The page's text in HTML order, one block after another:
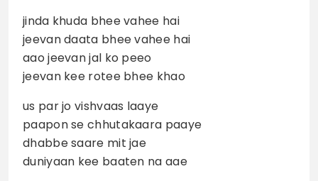
jinda khuda bhee vahee hai
jeevan daata bhee vahee hai
aao jeevan jal ko peeo
jeevan kee rotee bhee khao
us par jo vishvaas laaye
paapon se chhutakaara paaye
dhabbe saare mit jae
duniyaan kee baaten na aae